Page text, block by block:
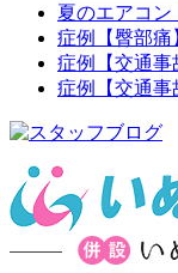
夏のエアコン
症例【臀部痛
症例【交通事
症例【交通事